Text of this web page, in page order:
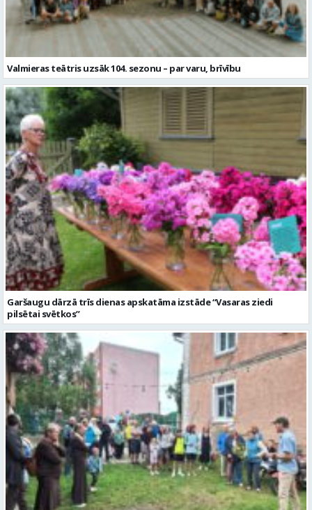
Valmieras teātris uzsāk 104. sezonu – par varu, brīvību
Garšaugu dārzā trīs dienas apskatāma izstāde “Vasaras ziedi
pilsētai svētkos”